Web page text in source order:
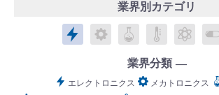
業界別カテゴリ
エレクトロニクス
メカトロニクス
ケミカルパブリッ
エ
業界分類
エレクトロニクス メカトロニクス